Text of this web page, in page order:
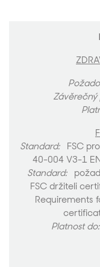
Závěrečný
Standard:
FSC
40-004 V3-1
Standard:
FSC držiteli
Requirements
Platnost do: